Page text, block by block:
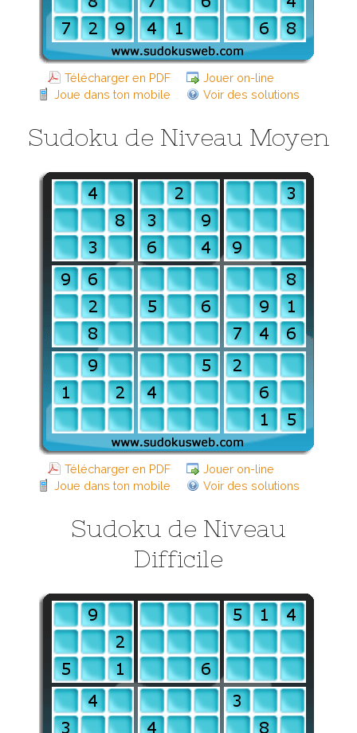
Télécharger en PDF
Jouer on-line
Joue dans ton mobile
Voir des solutions
Sudoku de Niveau Moyen
Télécharger en PDF
Jouer on-line
Joue dans ton mobile
Voir des solutions
Sudoku de Niveau
Difficile